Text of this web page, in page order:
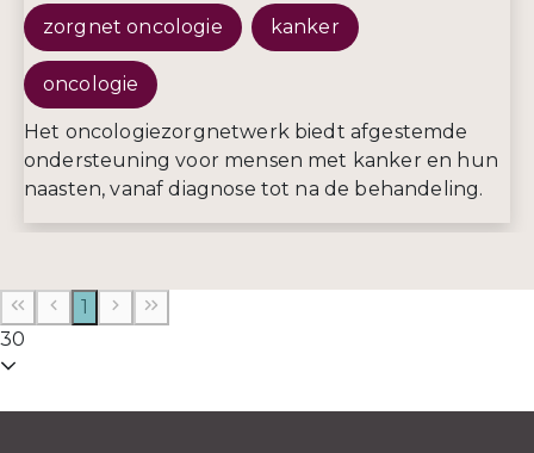
zorgnet oncologie kanker
oncologie
Het oncologiezorgnetwerk biedt afgestemde
ondersteuning voor mensen met kanker en hun
naasten, vanaf diagnose tot na de behandeling.
1
30